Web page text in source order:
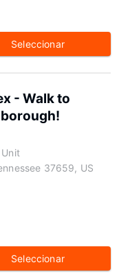
Seleccionar
- Walk to
37659, US
Seleccionar